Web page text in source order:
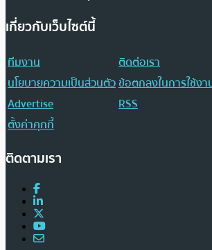
เกี่ยวกับเว็บไซต์นี้
ทีมงาน
ติดต่อเรา
นโยบายความเป็นส่วนตัวข้อตกลงในการใช้งา
Advertise
RSS
ตั้งค่าคุกกี้
ติดตามเรา